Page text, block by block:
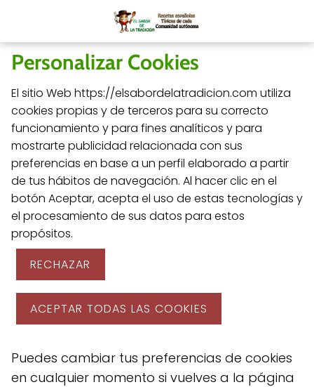
Personalizar Cookies
El sitio Web https://elsabordelatradicion.com utiliza
cookies propias y de terceros para su correcto
funcionamiento y para fines analíticos y para
mostrarte publicidad relacionada con sus
preferencias en base a un perfil elaborado a partir
de tus hábitos de navegación. Al hacer clic en el
botón Aceptar, acepta el uso de estas tecnologías y
el procesamiento de sus datos para estos
propósitos.
RECHAZAR
ACEPTAR TODAS LAS COOKIES
Puedes cambiar tus preferencias de cookies
en cualquier momento si vuelves a la página